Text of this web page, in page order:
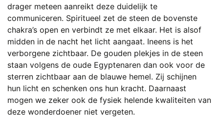
drager meteen aanreikt deze duidelijk te
communiceren. Spiritueel zet de steen de bovenste
chakra’s open en verbindt ze met elkaar. Het is alsof
midden in de nacht het licht aangaat. Ineens is het
verborgene zichtbaar. De gouden plekjes in de steen
staan volgens de oude Egyptenaren dan ook voor de
sterren zichtbaar aan de blauwe hemel. Zij schijnen
hun licht en schenken ons hun kracht. Daarnaast
mogen we zeker ook de fysiek helende kwaliteiten van
deze wonderdoener niet vergeten.